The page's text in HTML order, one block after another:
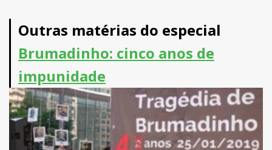
Outras matérias do especial
Brumadinho: cinco anos de
impunidade